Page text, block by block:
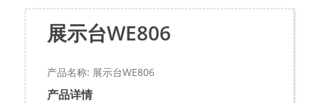
展示台WE806
产品名称: 展示台WE806
产品详情